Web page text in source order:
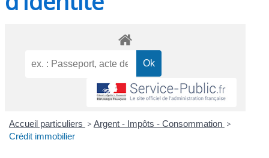
Accueil particuliers > Argent - Impôts - Consommation >
Crédit immobilier